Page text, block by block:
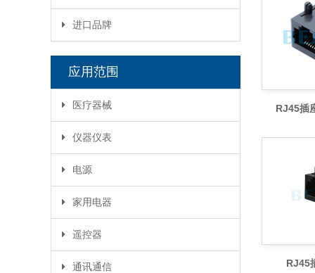
微型拨动开关
SD卡座
接线端子
进口品牌
SAB编码开关
ALPS轻触开关
HDK可调电阻
TOCOS电位器
BOURNS电位器
BOURNS保险丝
Panasonic可调电阻
应用范围
医疗器械
仪器仪表
电源
家用电器
遥控器
通讯通信
RJ45插
RJ45